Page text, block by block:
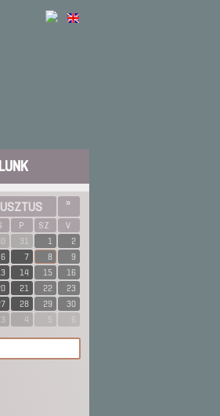
»
P SZ
V
31 1
2
6 7 8
9
14 15
16
21 22
23
28 29
30
3 4 5 6